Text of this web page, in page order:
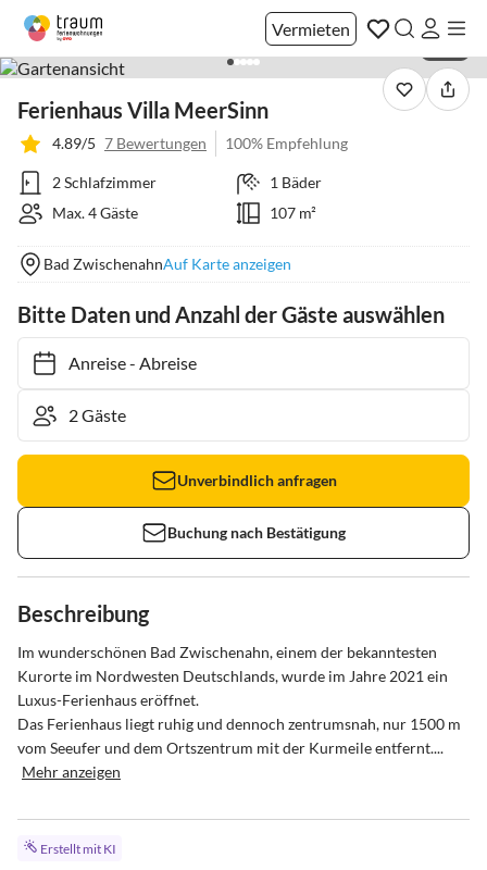
Vermieten
Ferienhaus Villa MeerSinn
4.89/5 7 Bewertungen 100% Empfehlung
2 Schlafzimmer
1 Bäder
Max. 4 Gäste
107 m²
Bad ZwischenahnAuf Karte anzeigen
Bitte Daten und Anzahl der Gäste auswählen
Anreise- Abreise
Unverbindlich anfragen
Buchung nach Bestätigung
Beschreibung
Im wunderschönen Bad Zwischenahn, einem der bekanntesten
Kurorte im Nordwesten Deutschlands, wurde im Jahre 2021 ein
Luxus-Ferienhaus eröffnet.
Das Ferienhaus liegt ruhig und dennoch zentrumsnah, nur 1500 m
vom Seeufer und dem Ortszentrum mit der Kurmeile entfernt....
Mehr anzeigen
Erstellt mit KI